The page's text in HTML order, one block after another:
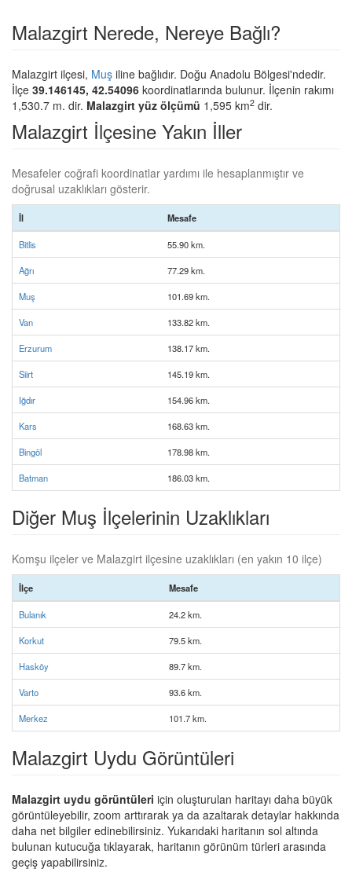
Malazgirt Nerede, Nereye Bağlı?
Malazgirt ilçesi, Muş iline bağlıdır. Doğu Anadolu Bölgesi'ndedir.
İlçe 39.146145, 42.54096 koordinatlarında bulunur. İlçenin rakımı
1,530.7 m. dir. Malazgirt yüz ölçümü 1,595 km2 dir.
Malazgirt İlçesine Yakın İller
Mesafeler coğrafi koordinatlar yardımı ile hesaplanmıştır ve
doğrusal uzaklıkları gösterir.
İl Mesafe
Bitlis 55.90 km.
Ağrı 77.29 km.
Muş 101.69 km.
Van 133.82 km.
Erzurum 138.17 km.
Siirt 145.19 km.
Iğdır 154.96 km.
Kars 168.63 km.
Bingöl 178.98 km.
Batman 186.03 km.
Diğer Muş İlçelerinin Uzaklıkları
Komşu ilçeler ve Malazgirt ilçesine uzaklıkları (en yakın 10 ilçe)
İlçe Mesafe
Bulanık 24.2 km.
Korkut 79.5 km.
Hasköy 89.7 km.
Varto 93.6 km.
Merkez 101.7 km.
Malazgirt Uydu Görüntüleri
Malazgirt uydu görüntüleri için oluşturulan haritayı daha büyük
görüntüleyebilir, zoom arttırarak ya da azaltarak detaylar hakkında
daha net bilgiler edinebilirsiniz. Yukarıdaki haritanın sol altında
bulunan kutucuğa tıklayarak, haritanın görünüm türleri arasında
geçiş yapabilirsiniz.